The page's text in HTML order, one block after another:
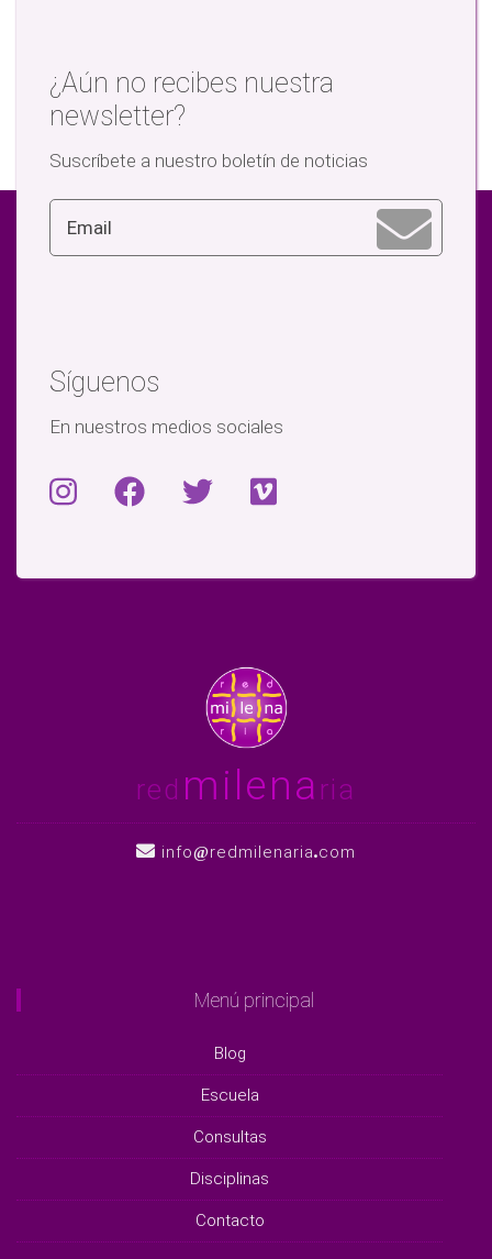
¿Aún no recibes nuestra
newsletter?
Suscríbete a nuestro boletín de noticias
Síguenos
En nuestros medios sociales
red milena ria
info redmilenaria com
Menú principal
Blog
Escuela
Consultas
Disciplinas
Contacto